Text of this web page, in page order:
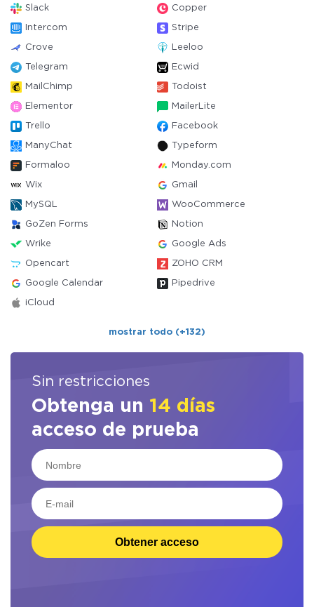
Slack Copper
Intercom Stripe
Crove Leeloo
Telegram Ecwid
MailChimp Todoist
Elementor MailerLite
Trello Facebook
ManyChat Typeform
Formaloo Monday.com
Wix Gmail
MySQL WooCommerce
GoZen Forms Notion
Wrike Google Ads
Opencart ZOHO CRM
Google Calendar Pipedrive
iCloud
mostrar todo (+132)
Sin restricciones
Obtenga un 14 días
acceso de prueba
Obtener acceso